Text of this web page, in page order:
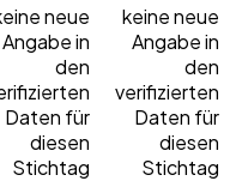
neue
Angabe in
den
Daten für
diesen
Stichtag
keine neue
Angabe in
den
verifizierten
Daten für
diesen
Stichtag